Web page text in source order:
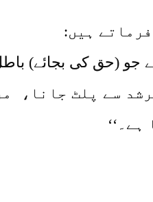
ہیں:
(حق کی بجائے) باطل
سے پلٹ